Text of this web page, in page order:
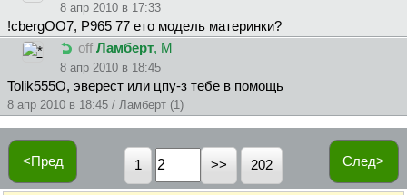
8 апр 2010 в 17:33
!cbergOO7, Р965 77 ето модель материнки?
off Ламберт, М
8 апр 2010 в 18:45
Tolik555O, эвeрeст или цпу-з тeбe в помощь
8 апр 2010 в 18:45 / Ламберт (1)
<Пред След>
1 202